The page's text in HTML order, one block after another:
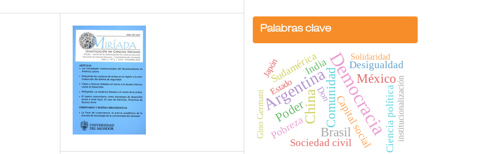
Palabras clave
Democracia
Argentina
China Comunidad México
Brasil
Poder
Desigualdad
Pobreza Capital social Ciencia política
India
Sudamérica
Sociedad civil
Don
Japón
Solidaridad
institucionalización
Gino Germani
Estado